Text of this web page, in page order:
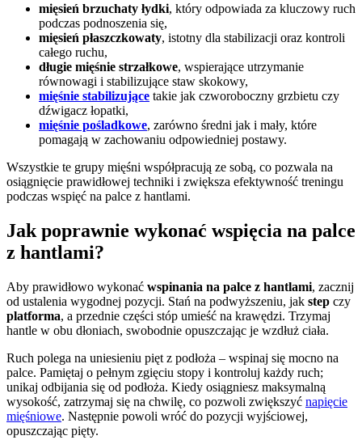
mięsień brzuchaty łydki, który odpowiada za kluczowy ruch
podczas podnoszenia się,
mięsień płaszczkowaty, istotny dla stabilizacji oraz kontroli
całego ruchu,
długie mięśnie strzałkowe, wspierające utrzymanie
równowagi i stabilizujące staw skokowy,
mięśnie stabilizujące takie jak czworoboczny grzbietu czy
dźwigacz łopatki,
mięśnie pośladkowe, zarówno średni jak i mały, które
pomagają w zachowaniu odpowiedniej postawy.
Wszystkie te grupy mięśni współpracują ze sobą, co pozwala na
osiągnięcie prawidłowej techniki i zwiększa efektywność treningu
podczas wspięć na palce z hantlami.
Jak poprawnie wykonać wspięcia na palce
z hantlami?
Aby prawidłowo wykonać wspinania na palce z hantlami, zacznij
od ustalenia wygodnej pozycji. Stań na podwyższeniu, jak step czy
platforma, a przednie części stóp umieść na krawędzi. Trzymaj
hantle w obu dłoniach, swobodnie opuszczając je wzdłuż ciała.
Ruch polega na uniesieniu pięt z podłoża – wspinaj się mocno na
palce. Pamiętaj o pełnym zgięciu stopy i kontroluj każdy ruch;
unikaj odbijania się od podłoża. Kiedy osiągniesz maksymalną
wysokość, zatrzymaj się na chwilę, co pozwoli zwiększyć napięcie
mięśniowe. Następnie powoli wróć do pozycji wyjściowej,
opuszczając pięty.